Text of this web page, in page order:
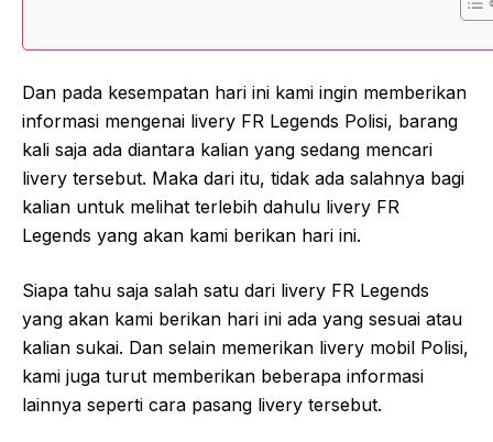
Dan pada kesempatan hari ini kami ingin memberikan
informasi mengenai livery FR Legends Polisi, barang
kali saja ada diantara kalian yang sedang mencari
livery tersebut. Maka dari itu, tidak ada salahnya bagi
kalian untuk melihat terlebih dahulu livery FR
Legends yang akan kami berikan hari ini.
Siapa tahu saja salah satu dari livery FR Legends
yang akan kami berikan hari ini ada yang sesuai atau
kalian sukai. Dan selain memerikan livery mobil Polisi,
kami juga turut memberikan beberapa informasi
lainnya seperti cara pasang livery tersebut.